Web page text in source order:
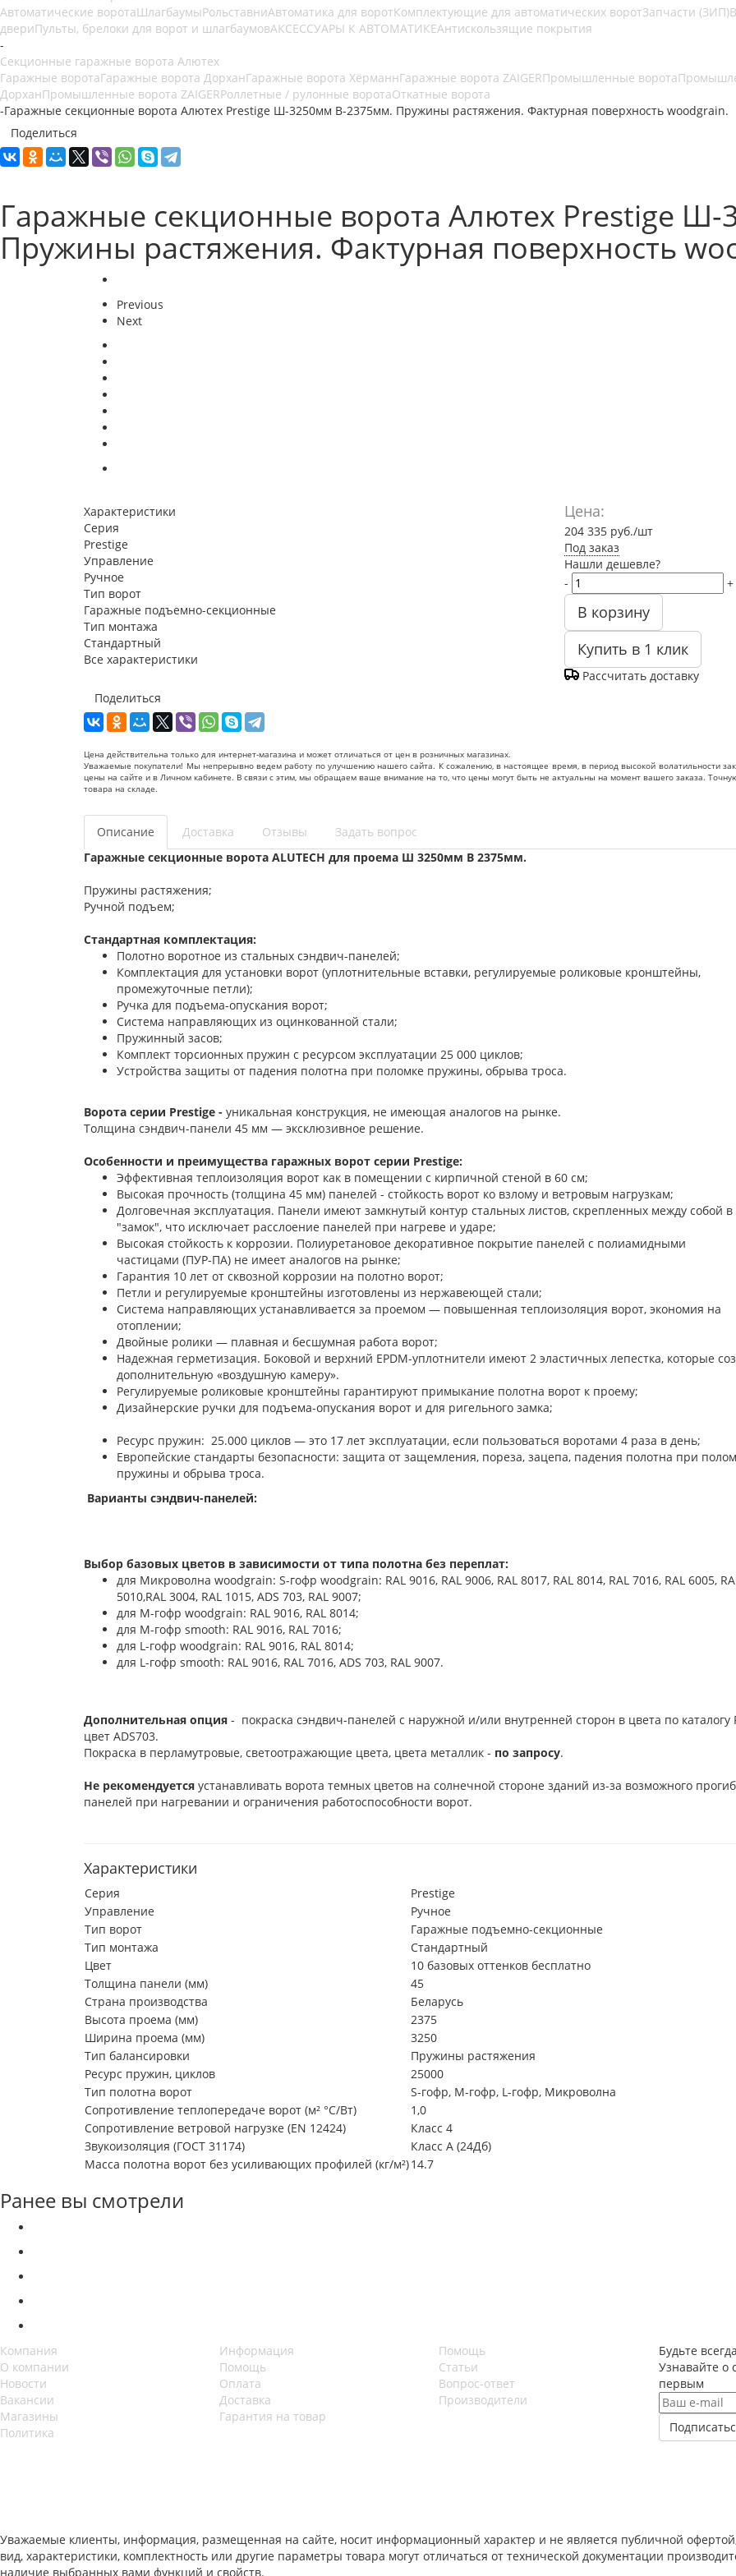
Автоматические воротаШлагбаумыРольставниАвтоматика для воротКомплектующие для автоматических воротЗапчасти (ЗИП)
двериПульты, брелоки для ворот и шлагбаумовАКСЕССУАРЫ К АВТОМАТИКЕАнтискользящие покрытия
-
Секционные гаражные ворота Алютех
Гаражные воротаГаражные ворота ДорханГаражные ворота ХёрманнГаражные ворота ZAIGERПромышленные ворота
ДорханПромышленные ворота ZAIGERРоллетные / рулонные воротаОткатные ворота
-Гаражные секционные ворота Алютех Prestige Ш-3250мм В-2375мм. Пружины растяжения. Фактурная поверхность woodgrain.
Поделиться
Гаражные секционные ворота Алютех Prestige
Пружины растяжения. Фактурная поверхность
Previous
Next
Характеристики
Серия
Prestige
Управление
Ручное
Тип ворот
Гаражные подъемно-секционные
Тип монтажа
Стандартный
Все характеристики
Цена:
204 335 руб./шт
Под заказ
Нашли дешевле?
-
+
В корзину
Купить в 1 клик
Рассчитать доставку
Поделиться
Цена действительна только для интернет-магазина и может отличаться от цен в розничных магазинах.
Уважаемые покупатели! Мы непрерывно ведем работу по улучшению нашего сайта. К сожалению, в настоящее время, в период высокой волатильности
цены на сайте и в Личном кабинете. В связи с этим, мы обращаем ваше внимание на то, что цены могут быть не актуальны на момент вашего заказа.
товара на складе.
Описание Доставка Отзывы
Задать вопрос
Гаражные секционные ворота ALUTECH для проема Ш 3250мм В 2375мм.
Пружины растяжения;
Ручной подъем;
Стандартная комплектация:
Полотно воротное из стальных сэндвич-панелей;
Комплектация для установки ворот (уплотнительные вставки, регулируемые роликовые кронштейны,
промежуточные петли);
Ручка для подъема-опускания ворот;
Система направляющих из оцинкованной стали;
Пружинный засов;
Комплект торсионных пружин с ресурсом эксплуатации 25 000 циклов;
Устройства защиты от падения полотна при поломке пружины, обрыва троса.
Ворота серии Prestige - уникальная конструкция, не имеющая аналогов на рынке.
Толщина сэндвич-панели 45 мм — эксклюзивное решение.
Особенности и преимущества гаражных ворот серии Prestige:
Эффективная теплоизоляция ворот как в помещении с кирпичной стеной в 60 см;
Высокая прочность (толщина 45 мм) панелей - стойкость ворот ко взлому и ветровым нагрузкам;
Долговечная эксплуатация. Панели имеют замкнутый контур стальных листов, скрепленных между собой в
"замок", что исключает расслоение панелей при нагреве и ударе;
Высокая стойкость к коррозии. Полиуретановое декоративное покрытие панелей с полиамидными
частицами (ПУР-ПА) не имеет аналогов на рынке;
Гарантия 10 лет от сквозной коррозии на полотно ворот;
Петли и регулируемые кронштейны изготовлены из нержавеющей стали;
Система направляющих устанавливается за проемом — повышенная теплоизоляция ворот, экономия на
отоплении;
Двойные ролики — плавная и бесшумная работа ворот;
Надежная герметизация. Боковой и верхний EPDM-уплотнители имеют 2 эластичных лепестка, которые
дополнительную «воздушную камеру».
Регулируемые роликовые кронштейны гарантируют примыкание полотна ворот к проему;
Дизайнерские ручки для подъема-опускания ворот и для ригельного
Ресурс пружин: 25.000 циклов — это 17 лет эксплуатации, если пользоваться воротами 4 раза в день;
Европейские стандарты безопасности: защита от защемления, пореза, зацепа, падения полотна при
пружины и обрыва троса.
Варианты сэндвич-панелей:
Выбор базовых цветов в зависимости от типа полотна без переплат:
для Микроволна woodgrain: S-гофр woodgrain: RAL 9016, RAL 9006, RAL 8017, RAL 8014, RAL 7016, RAL 6005,
5010,RAL 3004, RAL 1015, ADS 703, RAL 9007;
для М-гофр woodgrain: RAL 9016, RAL 8014;
для М-гофр smooth: RAL 9016, RAL 7016;
для L-гофр woodgrain: RAL 9016, RAL 8014;
для L-гофр smooth: RAL 9016, RAL 7016, ADS 703, RAL 9007.
Дополнительная опция - покраска сэндвич-панелей с наружной и/или внутренней сторон в цвета по каталогу
цвет ADS703.
Покраска в перламутровые, светоотражающие цвета, цвета металлик - по запросу.
Не рекомендуется устанавливать ворота темных цветов на солнечной стороне зданий из-за возможного
панелей при нагревании и ограничения работоспособности ворот.
Характеристики
Серия
Prestige
Управление
Ручное
Тип ворот
Гаражные подъемно-секционные
Тип монтажа
Стандартный
Цвет
10 базовых оттенков бесплатно
Толщина панели (мм)
45
Страна производства
Беларусь
Высота проема (мм)
2375
Ширина проема (мм)
3250
Тип балансировки
Пружины растяжения
Ресурс пружин, циклов
25000
Тип полотна ворот
S-гофр, М-гофр, L-гофр, Микроволна
Сопротивление теплопередаче ворот (м² °С/Вт)
1,0
Сопротивление ветровой нагрузке (EN 12424)
Класс 4
Звукоизоляция (ГОСТ 31174)
Класс А (24Дб)
Масса полотна ворот без усиливающих профилей (кг/м²)14.7
Ранее вы смотрели
Компания
О компании
Новости
Вакансии
Магазины
Политика
Информация
Помощь
Оплата
Доставка
Гарантия на товар
Помощь
Статьи
Вопрос-ответ
Производители
Будьте
Узнавайте о
первым
Уважаемые клиенты, информация, размещенная на сайте, носит информационный характер и не является публичной
вид, характеристики, комплектность или другие параметры товара могут отличаться от технической документации
наличие выбранных вами функций и свойств.